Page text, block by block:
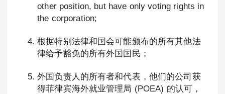
other position, but have only voting rights in
the corporation;
根据特别法律和国会可能颁布的所有其他法
律给予豁免的所有外国国民；
外国负责人的所有者和代表，他们的公司获
得菲律宾海外就业管理局 (POEA) 的认可，